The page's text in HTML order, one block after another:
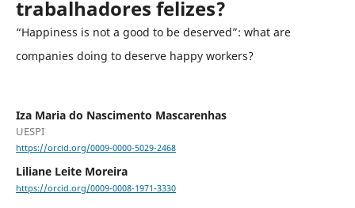
trabalhadores felizes?
“Happiness is not a good to be deserved”: what are
companies doing to deserve happy workers?
Iza Maria do Nascimento Mascarenhas
UESPI
https://orcid.org/0009-0000-5029-2468
Liliane Leite Moreira
https://orcid.org/0009-0008-1971-3330